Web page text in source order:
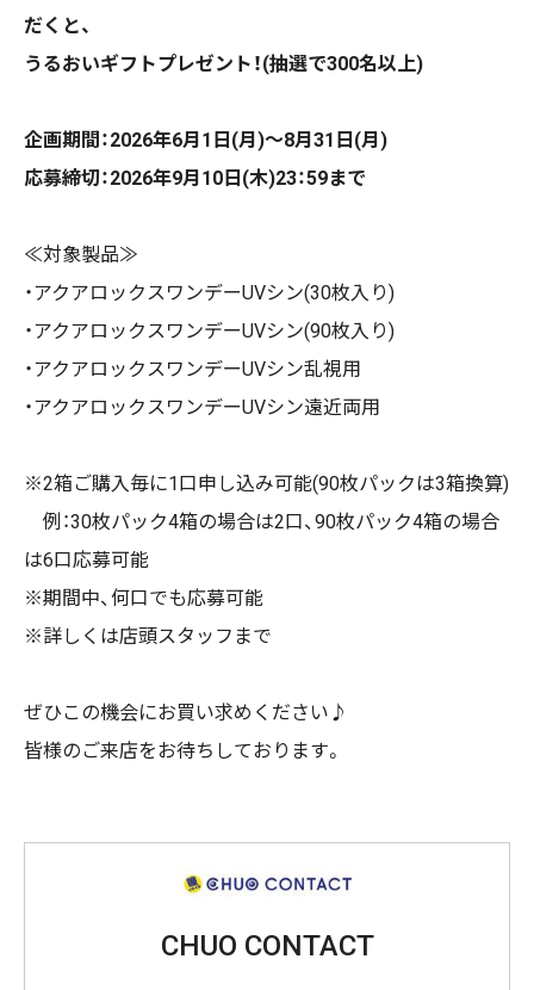
だくと、
うるおいギフトプレゼント！(抽選で300名以上)
企画期間：2026年6月 1 日 (月)～8月31 日 (月)
応募締切：2026年9月 10 日 (木)23：59まで
≪対象製品≫
・アクアロックスワンデーUVシン(30枚入り)
・アクアロックスワンデーUVシン(90枚入り)
・アクアロックスワンデーUVシン乱視用
・アクアロックスワンデーUVシン遠近両用
※2箱ご購入毎に1口申し込み可能(90枚パックは3箱換算)
例：30枚パック4箱の場合は2口、 90枚パック4箱の場合
は6口応募可能
※期間中、何口でも応募可能
※詳しくは店頭スタッフまで
ぜひこの機会にお買い求めください♪
皆様のご来店をお待ちしております。
CHUO CONTACT